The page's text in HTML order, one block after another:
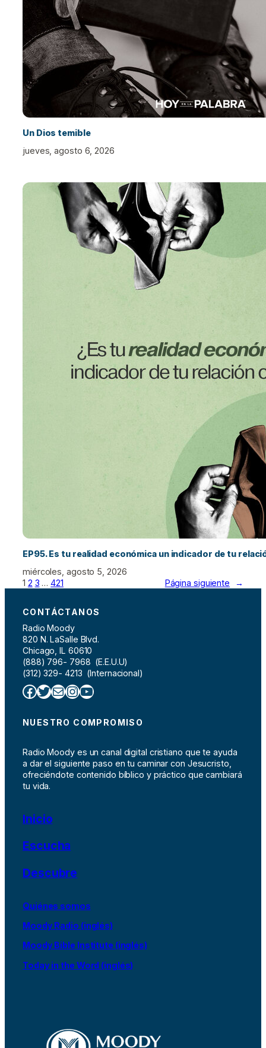
Un Dios temible
jueves, agosto 6, 2026
EP95. Es tu realidad económica un indicador de tu
miércoles, agosto 5, 2026
1 2 3 … 421 Página siguiente →
CONTÁCTANOS
Radio Moody
820 N. LaSalle Blvd.
Chicago, IL 60610
(888) 796- 7968 (E.E.U.U)
(312) 329- 4213 (Internacional)
Facebook Twitter Correo electrónico InstagramYouTube
NUESTRO COMPROMISO
Radio Moody es un canal digital cristiano que te ayuda
a dar el siguiente paso en tu caminar con Jesucristo,
ofreciéndote contenido bíblico y práctico que cambiará
tu vida.
Inicio
Escucha
Descubre
Quiénes somos
Moody Radio (inglés)
Moody Bible Institute (inglés)
Today in the Word (inglés)